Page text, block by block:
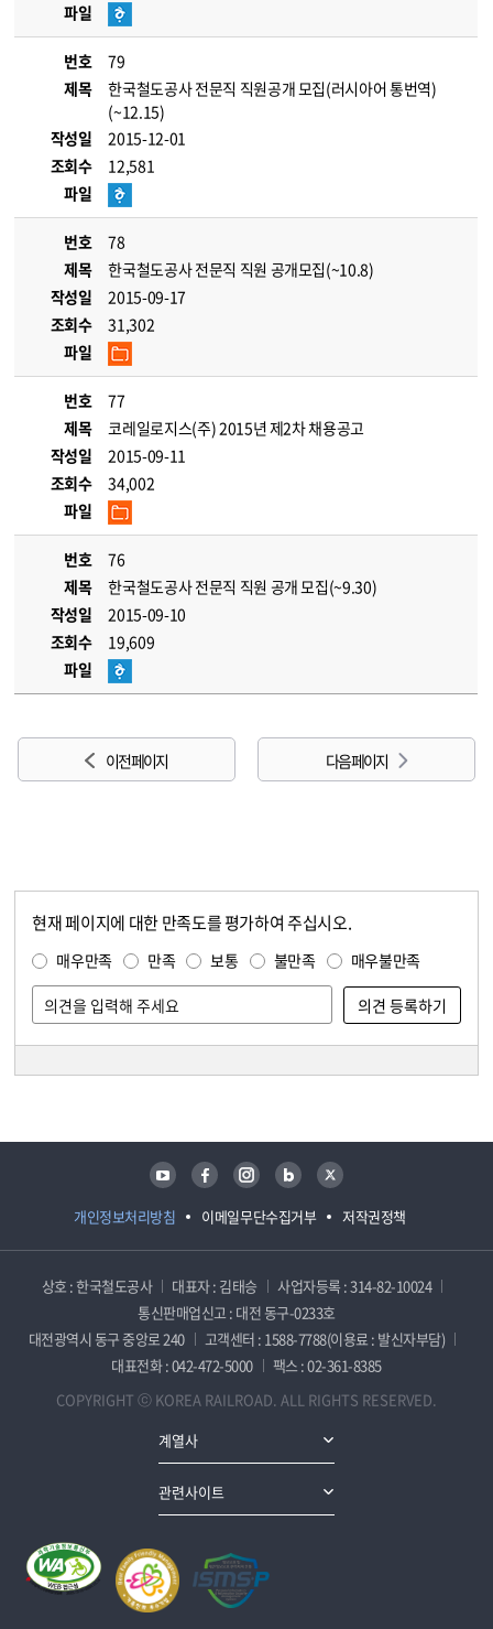
파일
번호
79
제목
한국철도공사 전문직 직원공개 모집(러시아어 통번역)
(~12.15)
작성일
2015-12-01
조회수
12,581
파일
번호
78
제목
한국철도공사 전문직 직원 공개모집(~10.8)
작성일
2015-09-17
조회수
31,302
파일
번호
77
제목
코레일로지스(주) 2015년 제2차 채용공고
작성일
2015-09-11
조회수
34,002
파일
번호
76
제목
한국철도공사 전문직 직원 공개 모집(~9.30)
작성일
2015-09-10
조회수
19,609
파일
이전 페이지 다음 페이지
현재 페이지에 대한 만족도를 평가하여 주십시오.
매우만족 만족 보통 불만족 매우불만족
개인정보처리방침 이메일무단수집거부 저작권정책
유튜브 페이스북 인스타그램 블로그 트위터
상호 : 한국철도공사 대표자 : 김태승
사업자등록 : 314-82-10024
통신판매업신고 : 대전 동구-0233호
대전광역시 동구 중앙로 240
고객센터 : 1588-7788(이용료 : 발신자부담)
대표전화 : 042-472-5000
팩스 : 02-361-8385
COPYRIGHT ⓒ KOREA RAILROAD. ALL RIGHTS RESERVED.
계열사
관련사이트